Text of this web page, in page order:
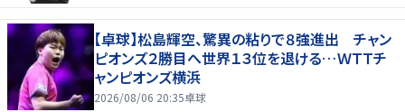
【卓球】松島輝空、驚異の粘りで８強進出 チャン
ピオンズ２勝目へ世界１３位を退ける…ＷＴＴチ
ャンピオンズ横浜
2026/08/06 20:35卓球